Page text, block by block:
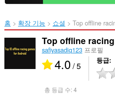
홈 확장 기능 쇼셜 Top offline
Top offline
safiyasadiq123프로필
4.0/ 5 등급
총 등급 수:4